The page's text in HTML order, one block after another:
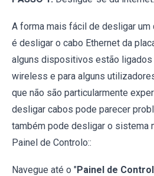
A forma mais fácil de desligar um
é desligar o cabo Ethernet da
alguns dispositivos estão ligados
wireless e para alguns
que não são particularmente
desligar cabos pode parecer
também pode desligar o sistema
Painel de Controlo::
Navegue até o "Painel de